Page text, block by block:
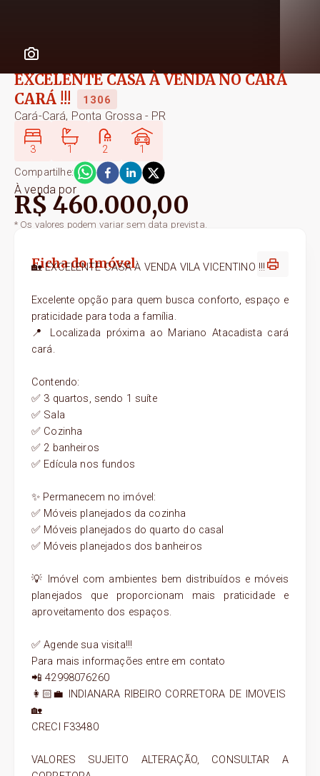
EXCELENTE CASA À VENDA NO CARÁ
CARÁ !!!
1306
Cará-Cará, Ponta Grossa - PR
3 1 2
1
Compartilhe:
À venda por
R$ 460.000,00
* Os valores podem variar sem data prevista.
Ficha do Imóvel
🏡 EXCELENTE CASA À VENDA VILA VICENTINO !!!
Excelente opção para quem busca conforto, espaço e
praticidade para toda a família.
📍 Localizada próxima ao Mariano Atacadista cará
cará.
Contendo:
✅ 3 quartos, sendo 1 suíte
✅ Sala
✅ Cozinha
✅ 2 banheiros
✅ Edícula nos fundos
✨ Permanecem no imóvel:
✅ Móveis planejados da cozinha
✅ Móveis planejados do quarto do casal
✅ Móveis planejados dos banheiros
💡 Imóvel com ambientes bem distribuídos e móveis
planejados que proporcionam mais praticidade e
aproveitamento dos espaços.
✅ Agende sua visita!!!
Para mais informações entre em contato
📲 42998076260
👩🏻‍💼 INDIANARA RIBEIRO CORRETORA DE IMOVEIS
🏡
CRECI F33480
VALORES SUJEITO ALTERAÇÃO, CONSULTAR A